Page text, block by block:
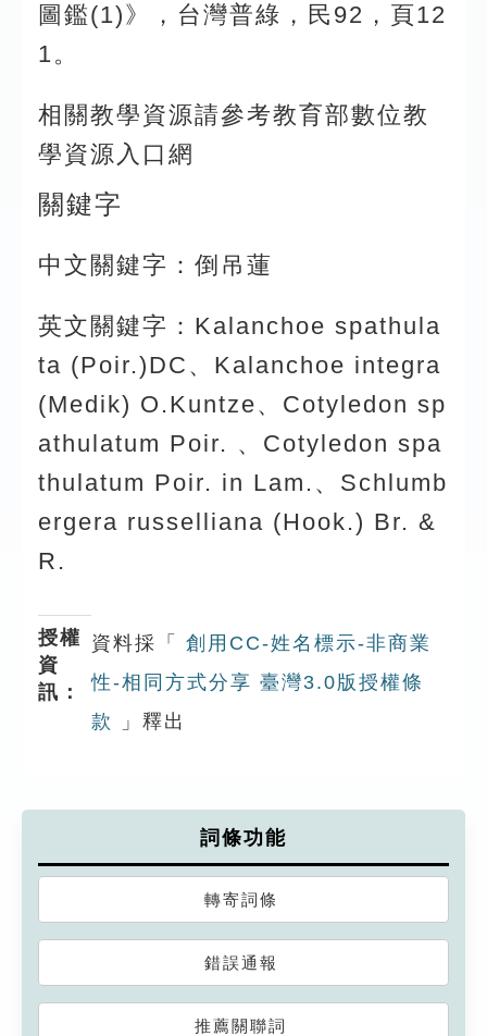
圖鑑(1)》，台灣普綠，民92，頁12
1。
相關教學資源請參考教育部數位教
學資源入口網
關鍵字
中文關鍵字：倒吊蓮
英文關鍵字：Kalanchoe spathula
ta (Poir.)DC、Kalanchoe integra
(Medik) O.Kuntze、Cotyledon sp
athulatum Poir. 、Cotyledon spa
thulatum Poir. in Lam.、Schlumb
ergera russelliana (Hook.) Br. &
R.
授權
資
訊：
資料採「
創用CC-姓名標示-非商業
性-相同方式分享 臺灣3.0版授權條
款
」釋出
詞條功能
轉寄詞條
錯誤通報
推薦關聯詞